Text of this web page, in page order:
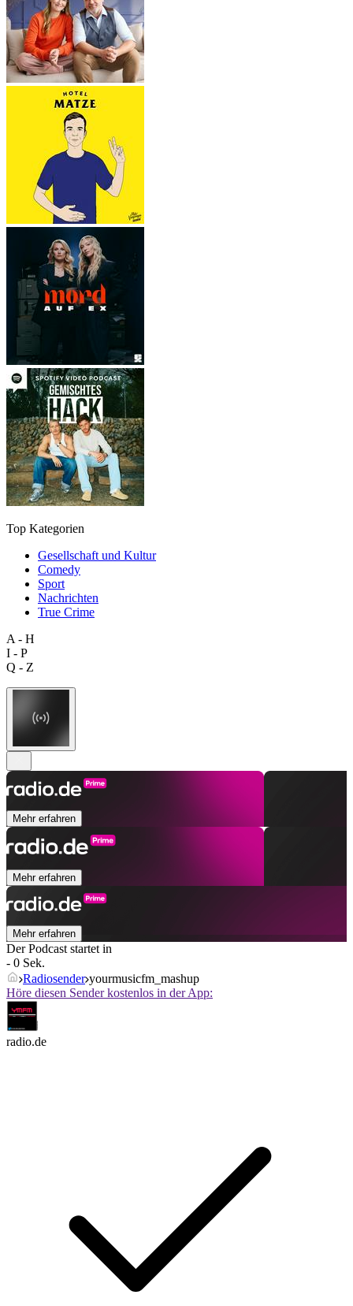
Top Kategorien
Gesellschaft und Kultur
Comedy
Sport
Nachrichten
True Crime
A - H
I - P
Q - Z
Mehr erfahren
Mehr erfahren
Mehr erfahren
Der Podcast startet in
- 0 Sek.
Radiosender yourmusicfm_mashup
Höre diesen Sender kostenlos in der App:
radio.de